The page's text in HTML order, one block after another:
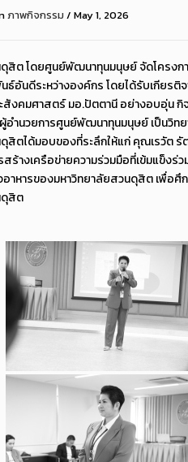
ภาพกิจกรรม / May 1, 2026
สิต โดยศูนย์พัฒนาทุนมนุษย์ จัดโครงก
ธ์อันดีระหว่างองค์กร โดยได้รับเกียร
งคมศาสตร์ มอ.ปัตตานี อย่างอบอุ่น กิ
อำนวยการศูนย์พัฒนาทุนมนุษย์ เป็นวิท
สิตได้มอบของที่ระลึกให้แก่ คุณเรวัต รั
ร้างเครือข่ายความร่วมมือที่เข้มแข็งร่
าหารของมหาวิทยาลัยสวนดุสิต เพื่อศึ
ดุสิต